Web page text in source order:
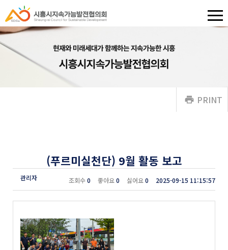
PRINT
(푸르미실천단) 9월 활동 보고
관리자 0 0 0 2025-09-15 11:15:57